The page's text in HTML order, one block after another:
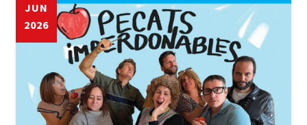
JUN
2026